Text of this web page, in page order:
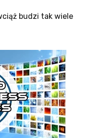
budzi tak wiele